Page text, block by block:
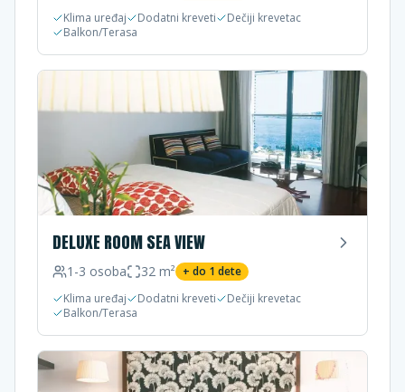
Klima uređaj
Dodatni kreveti
Dečiji krevetac
Balkon/Terasa
DELUXE ROOM SEA VIEW
1-3 osoba 32 m² + do 1 dete
Klima uređaj
Dodatni kreveti
Dečiji krevetac
Balkon/Terasa